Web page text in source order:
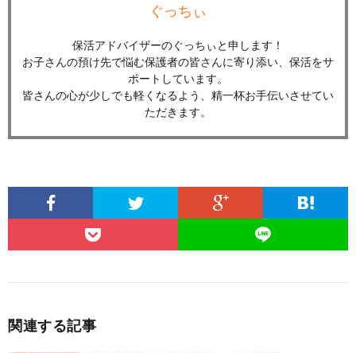
ぐっちぃ
保活アドバイザーのぐっちぃと申します！
お子さんの預け先で悩む保護者の皆さんに寄り添い、保活をサ
ポートしています。
皆さんの心が少しでも軽くなるよう、精一杯お手伝いさせてい
ただきます。
関連する記事